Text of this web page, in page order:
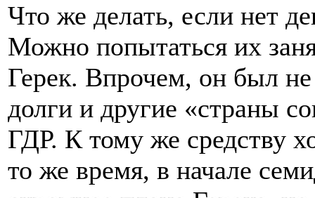
Что же делать, если нет
Можно попытаться их
Герек. Впрочем, он был
долги и другие «страны
ГДР. К тому же средству
то же время, в начале